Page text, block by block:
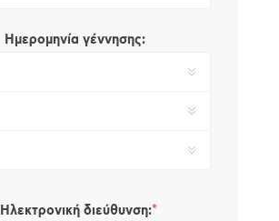
Ημερομηνία γέννησης:
Ηλεκτρονική διεύθυνση:*